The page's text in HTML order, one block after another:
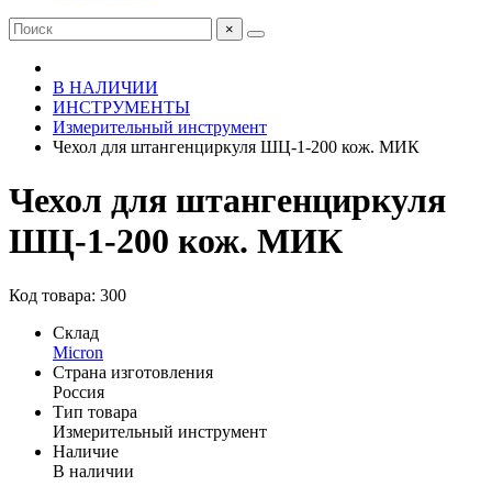
×
В НАЛИЧИИ
ИНСТРУМЕНТЫ
Измерительный инструмент
Чехол для штангенциркуля ШЦ-1-200 кож. МИК
Чехол для штангенциркуля
ШЦ-1-200 кож. МИК
Код товара: 300
Склад
Micron
Страна изготовления
Россия
Тип товара
Измерительный инструмент
Наличие
В наличии